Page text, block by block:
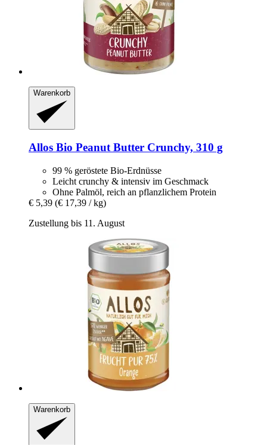
Warenkorb
Allos Bio Peanut Butter Crunchy, 310 g
99 % geröstete Bio-Erdnüsse
Leicht crunchy & intensiv im Geschmack
Ohne Palmöl, reich an pflanzlichem Protein
€ 5,39 (€ 17,39 / kg)
Zustellung bis 11. August
Warenkorb